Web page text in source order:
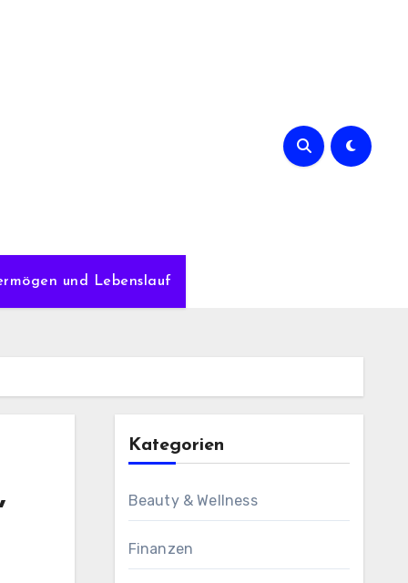
und Lebenslauf
Kategorien
Beauty & Wellness
Finanzen